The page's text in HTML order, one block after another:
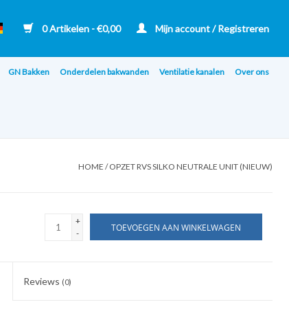
0 Artikelen - €0,00 Mijn account / Registreren
GN Bakken Onderdelen bakwanden Ventilatie kanalen Over ons
HOME /OPZET RVS SILKO NEUTRALE UNIT (NIEUW)
+
-
TOEVOEGEN AAN WINKELWAGEN
Reviews (0)